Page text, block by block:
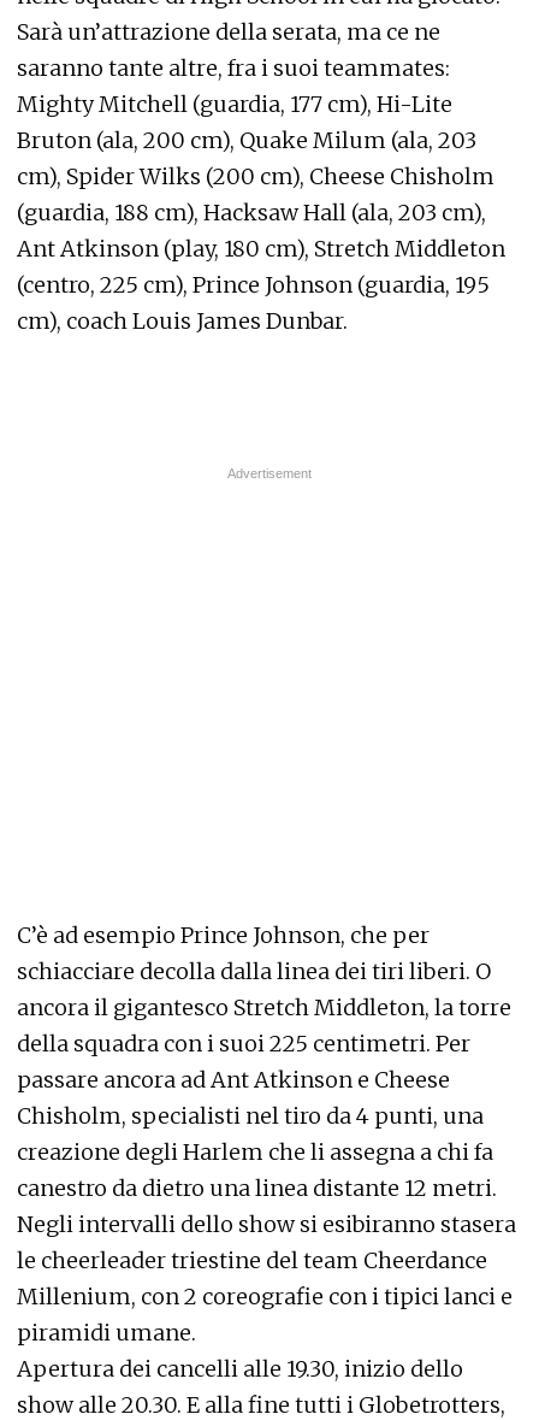
Sarà un’attrazione della serata, ma ce ne
saranno tante altre, fra i suoi teammates:
Mighty Mitchell (guardia, 177 cm), Hi-Lite
Bruton (ala, 200 cm), Quake Milum (ala, 203
cm), Spider Wilks (200 cm), Cheese Chisholm
(guardia, 188 cm), Hacksaw Hall (ala, 203 cm),
Ant Atkinson (play, 180 cm), Stretch Middleton
(centro, 225 cm), Prince Johnson (guardia, 195
cm), coach Louis James Dunbar.
C’è ad esempio Prince Johnson, che per
schiacciare decolla dalla linea dei tiri liberi. O
ancora il gigantesco Stretch Middleton, la torre
della squadra con i suoi 225 centimetri. Per
passare ancora ad Ant Atkinson e Cheese
Chisholm, specialisti nel tiro da 4 punti, una
creazione degli Harlem che li assegna a chi fa
canestro da dietro una linea distante 12 metri.
Negli intervalli dello show si esibiranno stasera
le cheerleader triestine del team Cheerdance
Millenium, con 2 coreografie con i tipici lanci e
piramidi umane.
Apertura dei cancelli alle 19.30, inizio dello
show alle 20.30. E alla fine tutti i Globetrotters,